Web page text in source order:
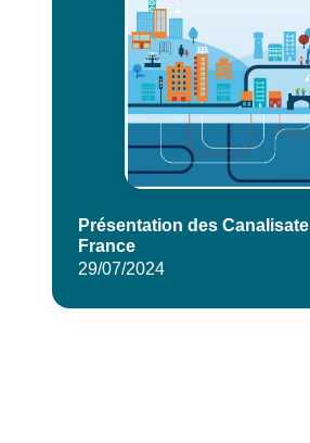
Présentation des
France
29/07/2024